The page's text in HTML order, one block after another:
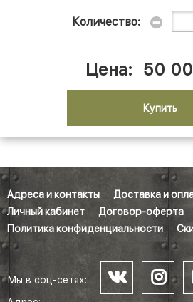
Количество:
Цена: 50
Купить
Адреса и контакты Доставка и
Личный кабинет
Договор-оферта
Политика конфиденциальности
Мы в соц-сетях: